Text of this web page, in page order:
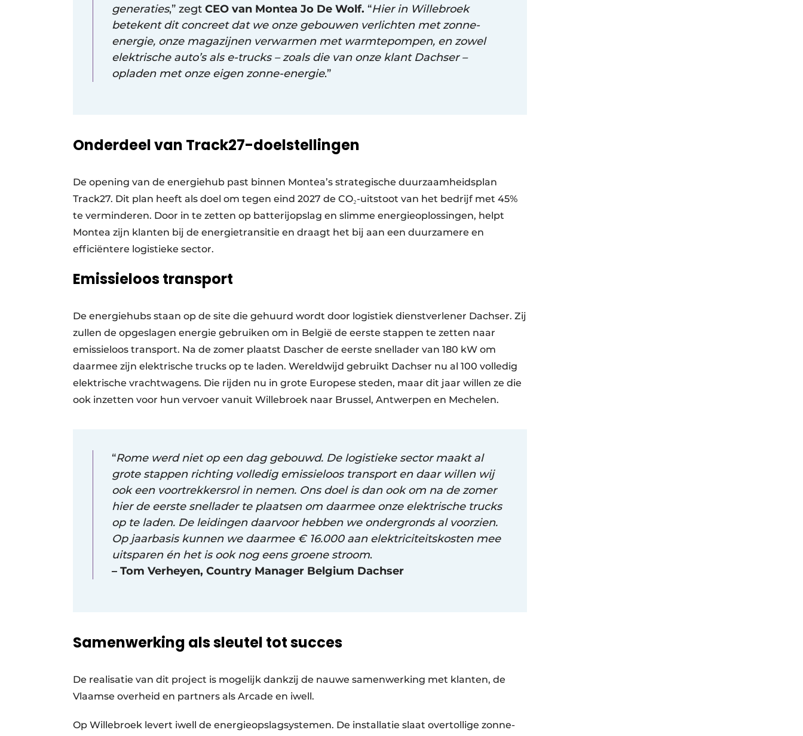
generaties,” zegt CEO van Montea Jo De Wolf. “Hier in Willebroek
betekent dit concreet dat we onze gebouwen verlichten met zonne-
energie, onze magazijnen verwarmen met warmtepompen, en zowel
elektrische auto’s als e-trucks – zoals die van onze klant Dachser –
opladen met onze eigen zonne-energie.”
Onderdeel van Track27-doelstellingen
De opening van de energiehub past binnen Montea’s strategische duurzaamheidsplan
Track27. Dit plan heeft als doel om tegen eind 2027 de CO₂-uitstoot van het bedrijf met 45%
te verminderen. Door in te zetten op batterijopslag en slimme energieoplossingen, helpt
Montea zijn klanten bij de energietransitie en draagt het bij aan een duurzamere en
efficiëntere logistieke sector.
Emissieloos transport
De energiehubs staan op de site die gehuurd wordt door logistiek dienstverlener Dachser. Zij
zullen de opgeslagen energie gebruiken om in België de eerste stappen te zetten naar
emissieloos transport. Na de zomer plaatst Dascher de eerste snellader van 180 kW om
daarmee zijn elektrische trucks op te laden. Wereldwijd gebruikt Dachser nu al 100 volledig
elektrische vrachtwagens. Die rijden nu in grote Europese steden, maar dit jaar willen ze die
ook inzetten voor hun vervoer vanuit Willebroek naar Brussel, Antwerpen en Mechelen.
“Rome werd niet op een dag gebouwd. De logistieke sector maakt al
grote stappen richting volledig emissieloos transport en daar willen wij
ook een voortrekkersrol in nemen. Ons doel is dan ook om na de zomer
hier de eerste snellader te plaatsen om daarmee onze elektrische trucks
op te laden. De leidingen daarvoor hebben we ondergronds al voorzien.
Op jaarbasis kunnen we daarmee € 16.000 aan elektriciteitskosten mee
uitsparen én het is ook nog eens groene stroom.
– Tom Verheyen, Country Manager Belgium Dachser
Samenwerking als sleutel tot succes
De realisatie van dit project is mogelijk dankzij de nauwe samenwerking met klanten, de
Vlaamse overheid en partners als Arcade en iwell.
Op Willebroek levert iwell de energieopslagsystemen. De installatie slaat overtollige zonne-